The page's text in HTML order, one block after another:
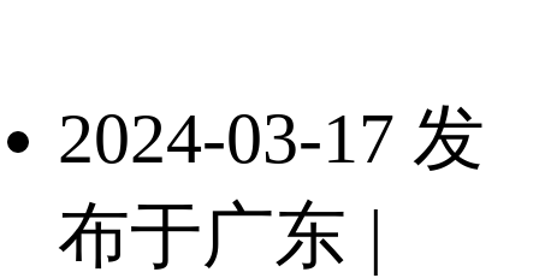
2024-03-17 发
布于广东 |